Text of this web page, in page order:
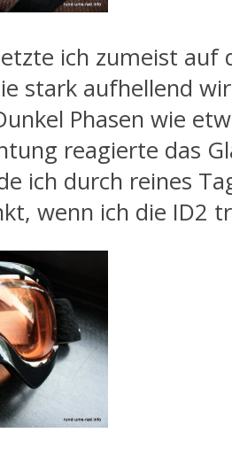
ich zumeist auf
stark aufhellend
Phasen wie
reagierte das
ich durch reines
wenn ich die ID2